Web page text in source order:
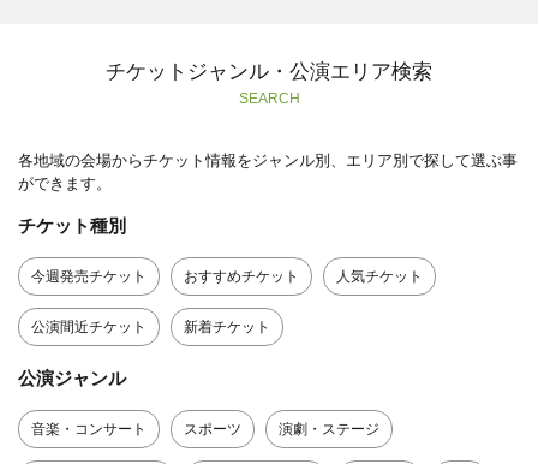
チケットジャンル・公演エリア検索
SEARCH
各地域の会場からチケット情報をジャンル別、エリア別で探して選ぶ事
ができます。
チケット種別
今週発売チケット おすすめチケット 人気チケット
公演間近チケット 新着チケット
公演ジャンル
音楽・コンサート スポーツ 演劇・ステージ